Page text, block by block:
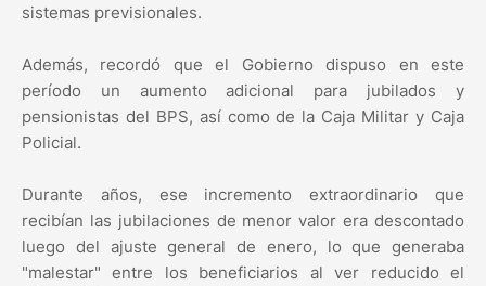
sistemas previsionales.
Además, recordó que el Gobierno dispuso en este
período un aumento adicional para jubilados y
pensionistas del BPS, así como de la Caja Militar y Caja
Policial.
Durante años, ese incremento extraordinario que
recibían las jubilaciones de menor valor era descontado
luego del ajuste general de enero, lo que generaba
"malestar" entre los beneficiarios al ver reducido el